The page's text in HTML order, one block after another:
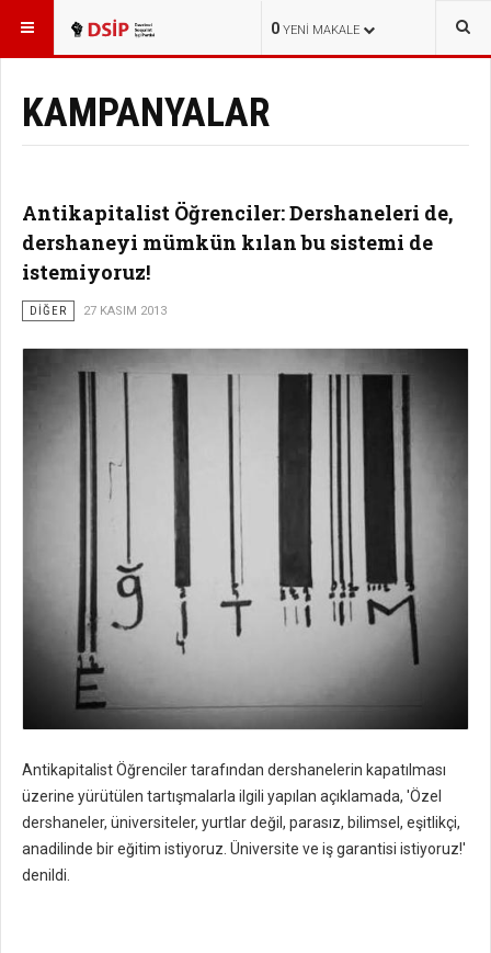
0 YENI MAKALE
BURADASINIZ:
KAMPANYALAR
Antikapitalist Öğrenciler: Dershaneleri de,
dershaneyi mümkün kılan bu sistemi de
istemiyoruz!
DİĞER 27 KASIM 2013
Antikapitalist Öğrenciler tarafından dershanelerin kapatılması
üzerine yürütülen tartışmalarla ilgili yapılan açıklamada, 'Özel
dershaneler, üniversiteler, yurtlar değil, parasız, bilimsel, eşitlikçi,
anadilinde bir eğitim istiyoruz. Üniversite ve iş garantisi istiyoruz!'
denildi.